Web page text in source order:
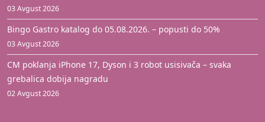
03 Avgust 2026
Bingo Gastro katalog do 05.08.2026. – popusti do 50%
03 Avgust 2026
CM poklanja iPhone 17, Dyson i 3 robot usisivača – svaka
grebalica dobija nagradu
02 Avgust 2026